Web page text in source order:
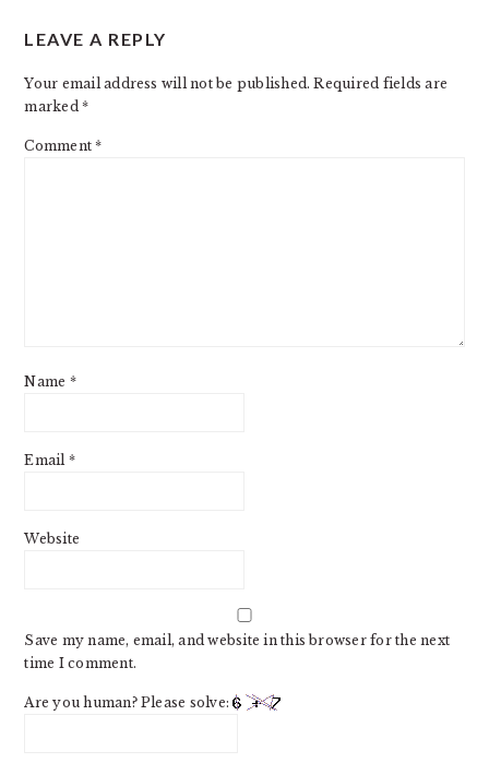
INTERACTIONS
LEAVE A REPLY
Your email address will not be published. Required fields are
marked*
Comment*
Name *
Email *
Website
Save my name, email, and website in this browser for the next
time I comment.
Are you human? Please solve: